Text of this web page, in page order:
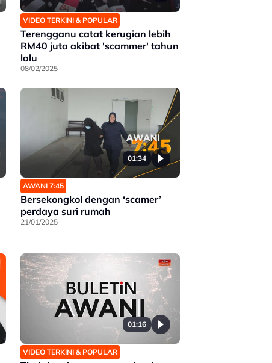
VIDEO TERKINI & POPULAR
Terengganu catat kerugian lebih
RM40 juta akibat 'scammer' tahun
lalu
08/02/2025
01:34
AWANI 7:45
Bersekongkol dengan ‘scamer’
perdaya suri rumah
21/01/2025
01:16
VIDEO TERKINI & POPULAR